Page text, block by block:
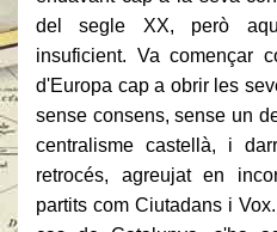
del segle XX, però
insuficient. Va començar
d'Europa cap a obrir les
sense consens, sense un
centralisme castellà, i
retrocés, agreujat en
partits com Ciutadans i Vox.